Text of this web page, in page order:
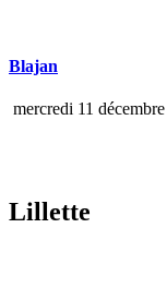
Blajan
mercredi 11
Lillette